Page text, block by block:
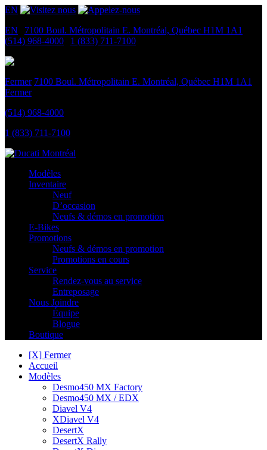
EN
EN
7100 Boul. Métropolitain E. Montréal, Québec H1M 1A1
(514) 968-4000
1 (833) 711-7100
Fermer 7100 Boul. Métropolitain E. Montréal, Québec H1M 1A1
Fermer
(514) 968-4000
1 (833) 711-7100
Modèles
Inventaire
Neuf
D’occasion
Neufs & démos en promotion
E-Bikes
Promotions
Neufs & démos en promotion
Promotions en cours
Service
Rendez-vous au service
Entreposage
Nous Joindre
Équipe
Blogue
Boutique
[X] Fermer
Accueil
Modèles
Desmo450 MX Factory
Desmo450 MX / EDX
Diavel V4
XDiavel V4
DesertX
DesertX Rally